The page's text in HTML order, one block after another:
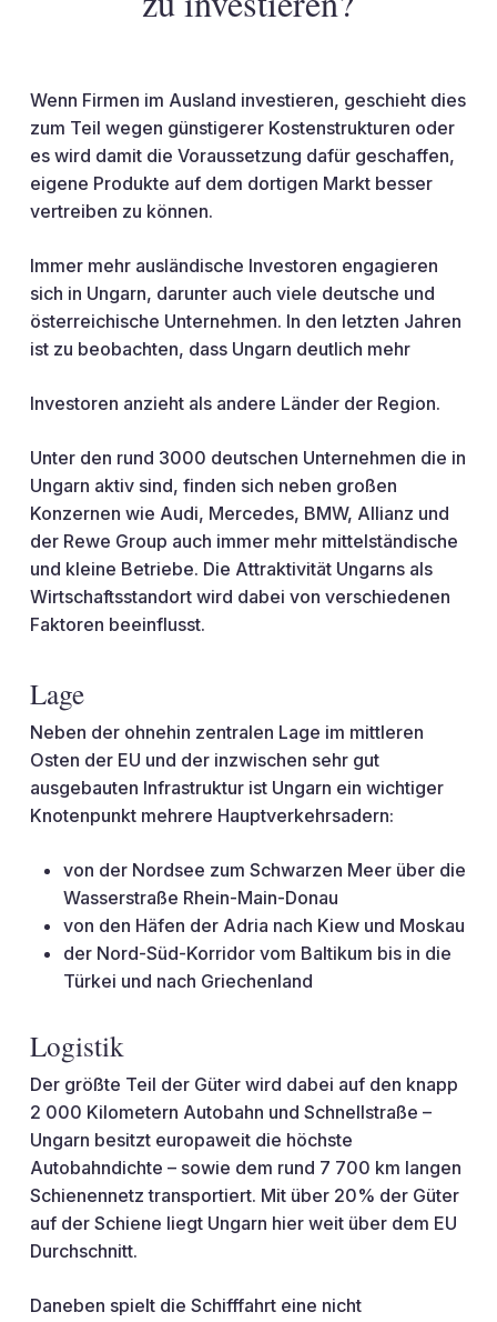
Wenn Firmen im Ausland investieren, geschieht dies
zum Teil wegen günstigerer Kostenstrukturen oder
es wird damit die Voraussetzung dafür geschaffen,
eigene Produkte auf dem dortigen Markt besser
vertreiben zu können.
Immer mehr ausländische Investoren engagieren
sich in Ungarn, darunter auch viele deutsche und
österreichische Unternehmen. In den letzten Jahren
ist zu beobachten, dass Ungarn deutlich mehr
Investoren anzieht als andere Länder der Region.
Unter den rund 3000 deutschen Unternehmen die in
Ungarn aktiv sind, finden sich neben großen
Konzernen wie Audi, Mercedes, BMW, Allianz und
der Rewe Group auch immer mehr mittelständische
und kleine Betriebe. Die Attraktivität Ungarns als
Wirtschaftsstandort wird dabei von verschiedenen
Faktoren beeinflusst.
Lage
Neben der ohnehin zentralen Lage im mittleren
Osten der EU und der inzwischen sehr gut
ausgebauten Infrastruktur ist Ungarn ein wichtiger
Knotenpunkt mehrere Hauptverkehrsadern:
von der Nordsee zum Schwarzen Meer über die
Wasserstraße Rhein-Main-Donau
von den Häfen der Adria nach Kiew und Moskau
der Nord-Süd-Korridor vom Baltikum bis in die
Türkei und nach Griechenland
Logistik
Der größte Teil der Güter wird dabei auf den knapp
2 000 Kilometern Autobahn und Schnellstraße –
Ungarn besitzt europaweit die höchste
Autobahndichte – sowie dem rund 7 700 km langen
Schienennetz transportiert. Mit über 20% der Güter
auf der Schiene liegt Ungarn hier weit über dem EU
Durchschnitt.
Daneben spielt die Schifffahrt eine nicht